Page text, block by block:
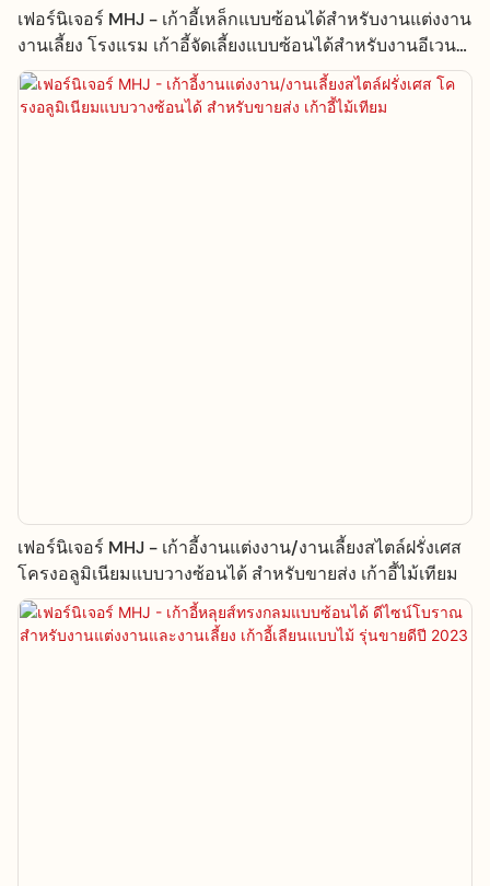
เฟอร์นิเจอร์ MHJ - เก้าอี้เหล็กแบบซ้อนได้สำหรับงานแต่งงาน
งานเลี้ยง โรงแรม เก้าอี้จัดเลี้ยงแบบซ้อนได้สำหรับงานอีเวนต์
เก้าอี้เลียนแบบไม้
เฟอร์นิเจอร์ MHJ - เก้าอี้งานแต่งงาน/งานเลี้ยงสไตล์ฝรั่งเศส
โครงอลูมิเนียมแบบวางซ้อนได้ สำหรับขายส่ง เก้าอี้ไม้เทียม